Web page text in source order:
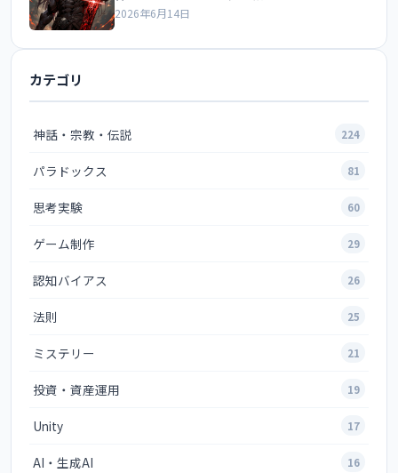
2026年6月14日
カテゴリ
神話・宗教・伝説 224
パラドックス 81
思考実験 60
ゲーム制作 29
認知バイアス 26
法則 25
ミステリー 21
投資・資産運用 19
Unity 17
AI・生成AI 16